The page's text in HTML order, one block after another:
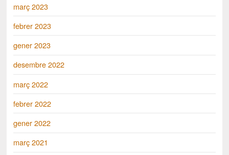
març 2023
febrer 2023
gener 2023
desembre 2022
març 2022
febrer 2022
gener 2022
març 2021